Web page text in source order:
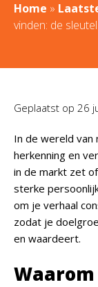
Home »
vinden: de
Geplaatst op 26
In de wereld van
herkenning en
in de markt zet
sterke
om je verhaal
zodat je
en waardeert.